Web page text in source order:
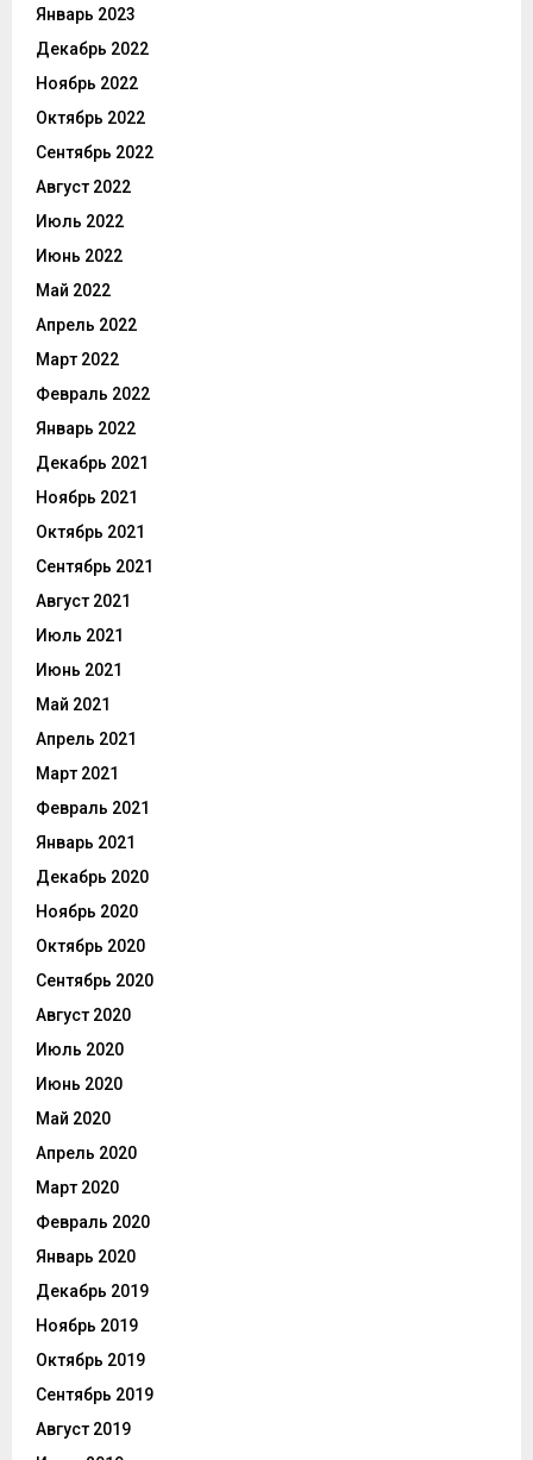
Январь 2023
Декабрь 2022
Ноябрь 2022
Октябрь 2022
Сентябрь 2022
Август 2022
Июль 2022
Июнь 2022
Май 2022
Апрель 2022
Март 2022
Февраль 2022
Январь 2022
Декабрь 2021
Ноябрь 2021
Октябрь 2021
Сентябрь 2021
Август 2021
Июль 2021
Июнь 2021
Май 2021
Апрель 2021
Март 2021
Февраль 2021
Январь 2021
Декабрь 2020
Ноябрь 2020
Октябрь 2020
Сентябрь 2020
Август 2020
Июль 2020
Июнь 2020
Май 2020
Апрель 2020
Март 2020
Февраль 2020
Январь 2020
Декабрь 2019
Ноябрь 2019
Октябрь 2019
Сентябрь 2019
Август 2019